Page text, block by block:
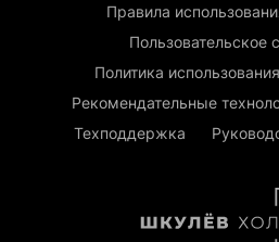
Правила
Пользовательское
Политика
Рекомендательные
Техподдержка